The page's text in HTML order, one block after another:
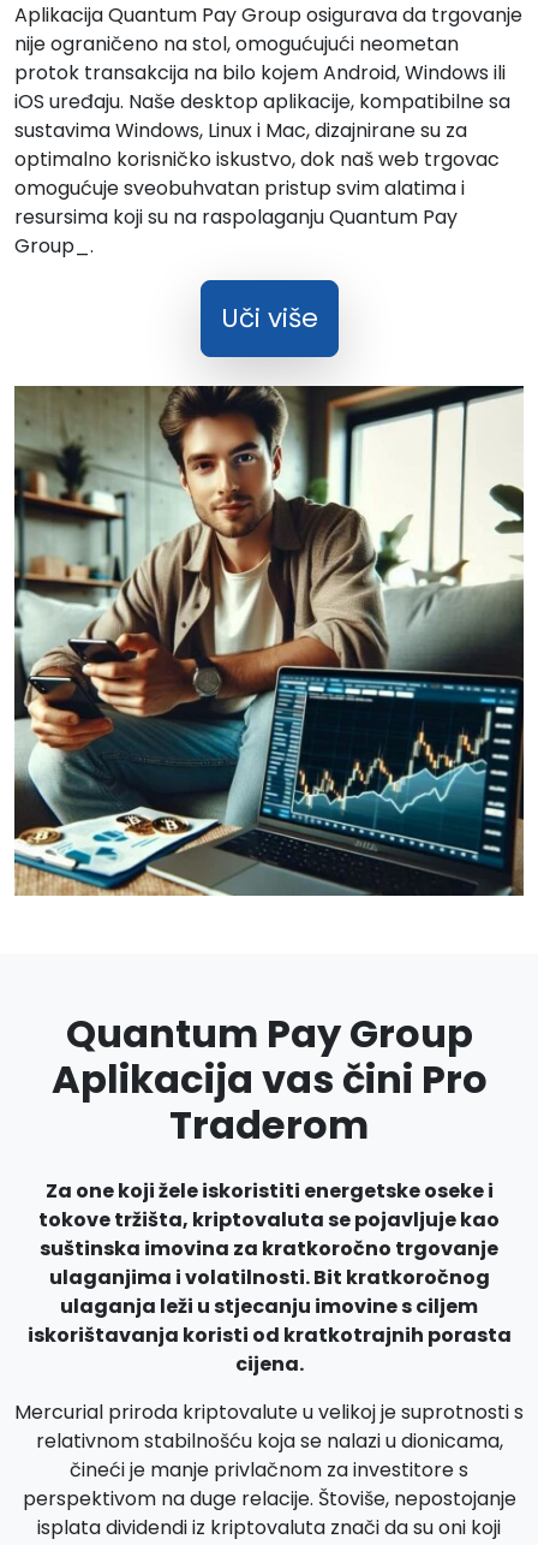
Aplikacija Quantum Pay Group osigurava da trgovanje
nije ograničeno na stol, omogućujući neometan
protok transakcija na bilo kojem Android, Windows ili
iOS uređaju. Naše desktop aplikacije, kompatibilne sa
sustavima Windows, Linux i Mac, dizajnirane su za
optimalno korisničko iskustvo, dok naš web trgovac
omogućuje sveobuhvatan pristup svim alatima i
resursima koji su na raspolaganju Quantum Pay
Group_.
Uči više
Quantum Pay Group
Aplikacija vas čini Pro
Traderom
Za one koji žele iskoristiti energetske oseke i
tokove tržišta, kriptovaluta se pojavljuje kao
suštinska imovina za kratkoročno trgovanje
ulaganjima i volatilnosti. Bit kratkoročnog
ulaganja leži u stjecanju imovine s ciljem
iskorištavanja koristi od kratkotrajnih porasta
cijena.
Mercurial priroda kriptovalute u velikoj je suprotnosti s
relativnom stabilnošću koja se nalazi u dionicama,
čineći je manje privlačnom za investitore s
perspektivom na duge relacije. Štoviše, nepostojanje
isplata dividendi iz kriptovaluta znači da su oni koji